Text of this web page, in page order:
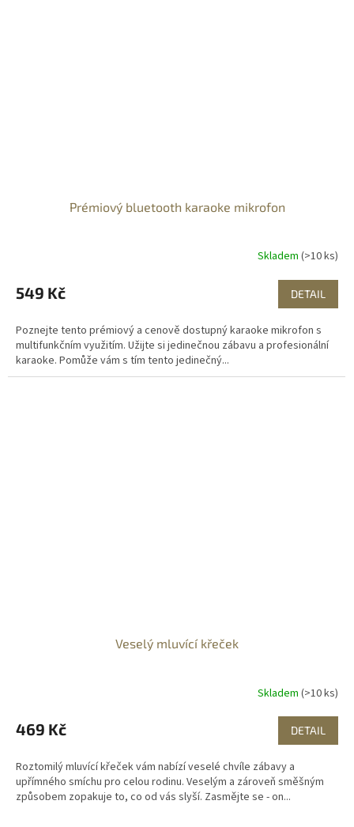
Prémiový bluetooth karaoke mikrofon
Skladem (>10 ks)
549 Kč DETAIL
Poznejte tento prémiový a cenově dostupný karaoke mikrofon s
multifunkčním využitím. Užijte si jedinečnou zábavu a profesionální
karaoke. Pomůže vám s tím tento jedinečný...
Veselý mluvící křeček
Skladem (>10 ks)
469 Kč DETAIL
Roztomilý mluvící křeček vám nabízí veselé chvíle zábavy a
upřímného smíchu pro celou rodinu. Veselým a zároveň směšným
způsobem zopakuje to, co od vás slyší. Zasmějte se - on...